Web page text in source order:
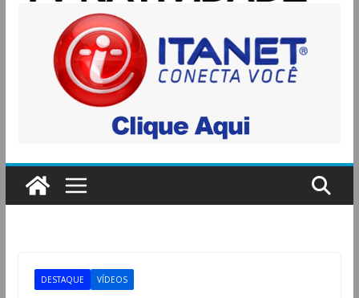
DESTAQUE VÍDEOS